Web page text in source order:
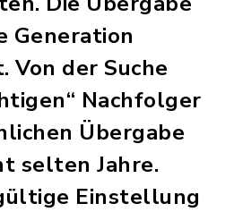
Generation
der Suche
Nachfolger
Übergabe
selten Jahre.
Einstellung